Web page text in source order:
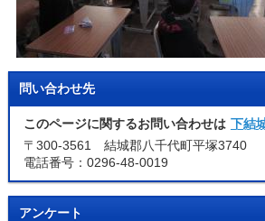
問い合わせ先
このページに関するお問い合わせは 下結
〒300-3561 結城郡八千代町平塚3740
電話番号：0296-48-0019
アンケート